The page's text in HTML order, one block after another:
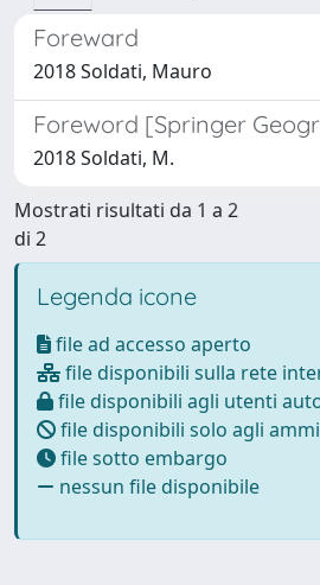
Foreward
2018 Soldati, Mauro
Foreword [Springer
2018 Soldati, M.
Mostrati risultati da 1 a 2
di 2
Legenda icone
file ad accesso aperto
file disponibili sulla rete
file disponibili agli utenti
file disponibili solo agli
file sotto embargo
nessun file disponibile